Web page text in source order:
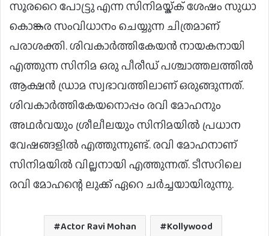
സൂരറൈ പോട്ട്രു എന്ന സിനിമയ്ക്ക് ശേഷം സുധാ
കൊങ്കര സംവിധാനം ചെയ്യുന്ന ചിത്രമാണ്
പരാശക്തി. ശിവകാർത്തികേയൻ നായകനായി
എത്തുന്ന സിനിമ ഒരു പീരീഡ് പശ്ചാത്തലത്തിൽ
ആക്ഷൻ ഡ്രാമ സ്വഭാവത്തിലാണ് ഒരുങ്ങുന്നത്.
ശിവകാർത്തികേയനൊപ്പം രവി മോഹനും
അഥർവയും ശ്രീലീലയും സിനിമയിൽ പ്രധാന
വേഷങ്ങളിൽ എത്തുന്നുണ്ട്. രവി മോഹനാണ്
സിനിമയിൽ വില്ലനായി എത്തുന്നത്. ടീസറിലെ
രവി മോഹന്റെ ലുക്ക് ഏറെ ചര്‍ച്ചയായിരുന്നു.
Actor Ravi Mohan
Kollywood